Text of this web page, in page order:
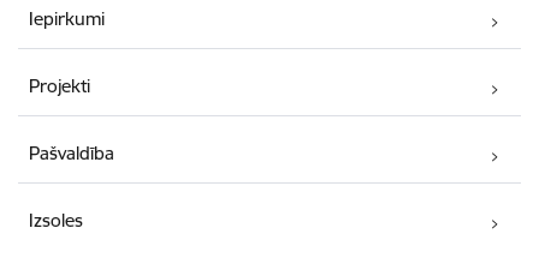
Iepirkumi
Projekti
Pašvaldība
Izsoles